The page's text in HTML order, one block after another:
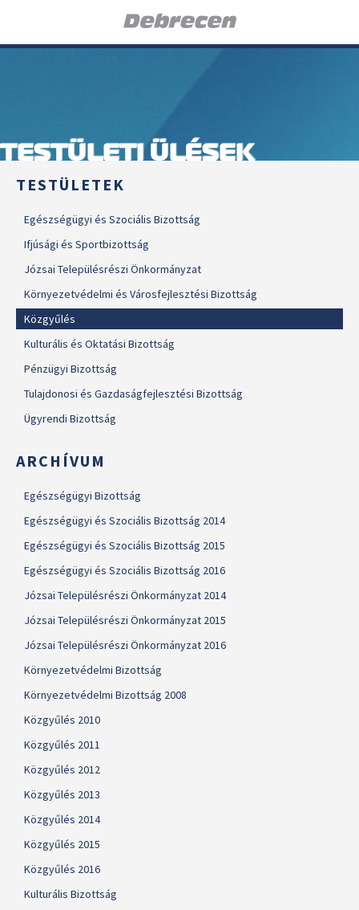
TESTÜLETI ÜLÉSEK
TESTÜLETEK
Egészségügyi és Szociális Bizottság
Ifjúsági és Sportbizottság
Józsai Településrészi Önkormányzat
Környezetvédelmi és Városfejlesztési Bizottság
Közgyűlés
Kulturális és Oktatási Bizottság
Pénzügyi Bizottság
Tulajdonosi és Gazdaságfejlesztési Bizottság
Ügyrendi Bizottság
ARCHÍVUM
Egészségügyi Bizottság
Egészségügyi és Szociális Bizottság 2014
Egészségügyi és Szociális Bizottság 2015
Egészségügyi és Szociális Bizottság 2016
Józsai Településrészi Önkormányzat 2014
Józsai Településrészi Önkormányzat 2015
Józsai Településrészi Önkormányzat 2016
Környezetvédelmi Bizottság
Környezetvédelmi Bizottság 2008
Közgyűlés 2010
Közgyűlés 2011
Közgyűlés 2012
Közgyűlés 2013
Közgyűlés 2014
Közgyűlés 2015
Közgyűlés 2016
Kulturális Bizottság